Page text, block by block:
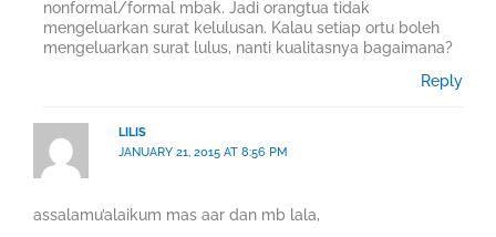
nonformal/formal mbak. Jadi orangtua tidak
mengeluarkan surat kelulusan. Kalau setiap ortu boleh
mengeluarkan surat lulus, nanti kualitasnya bagaimana?
Reply
LILIS
JANUARY 21, 2015 AT 8:56 PM
assalamu’alaikum mas aar dan mb lala,